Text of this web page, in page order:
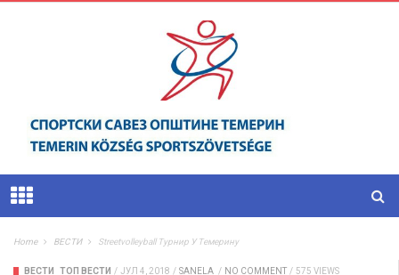
Home ВЕСТИ Streetvolleyball Турнир У Темерину
ВЕСТИ ТОП ВЕСТИ / ЈУЛ 4, 2018 / SANELA / NO COMMENT / 575 VIEWS